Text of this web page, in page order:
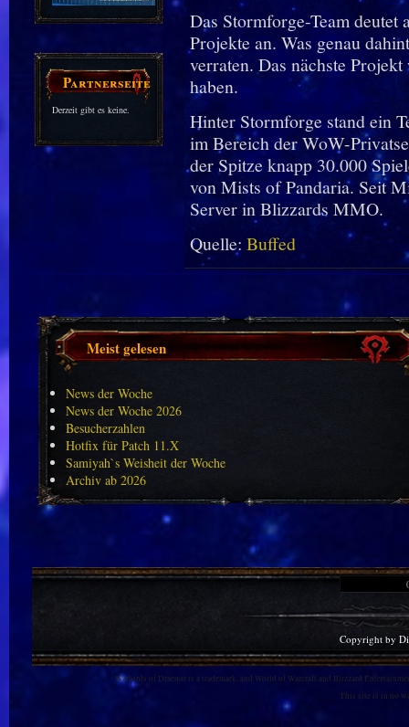
Partnerseiten
Derzeit gibt es keine.
Das Stormforge-Team
Projekte an. Was genau
verraten. Das nächste
haben.
Hinter Stormforge stand ein
im Bereich der WoW-
der Spitze knapp 30.000
von Mists of Pandaria. Seit
Server in Blizzards MMO.
Quelle: Buffed
Meist gelesen
News der Woche
News der Woche 2026
Besucherzahlen
Hotfix für Patch 11.X
Samiyah`s Weisheit der Woche
Archiv ab 2026
Copyright by
Warlords of Draenor is a trademark, and World of Warcraft and Blizzard
This site is in no